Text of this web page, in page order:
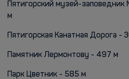
Пятигорский музей-
м
Пятигорская Канатная Дорога -
Памятник Лермонтову - 497 м
Парк Цветник - 585 м